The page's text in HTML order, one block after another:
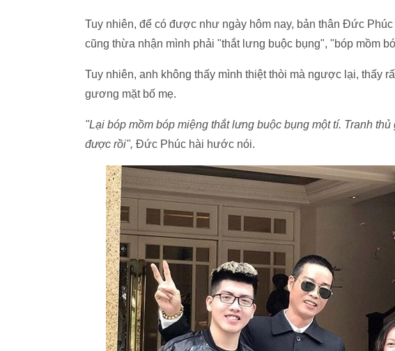
Tuy nhiên, để có được như ngày hôm nay, bản thân Đức
cũng thừa nhận mình phải "thắt lưng buộc bụng", "bóp mồm
Tuy nhiên, anh không thấy mình thiệt thòi mà ngược lại, thấy
gương mặt bố mẹ.
"Lại bóp mồm bóp miệng thắt lưng buộc bụng một tí. Tranh
được rồi", Đức Phúc hài hước nói.